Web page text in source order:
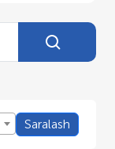
Saralash